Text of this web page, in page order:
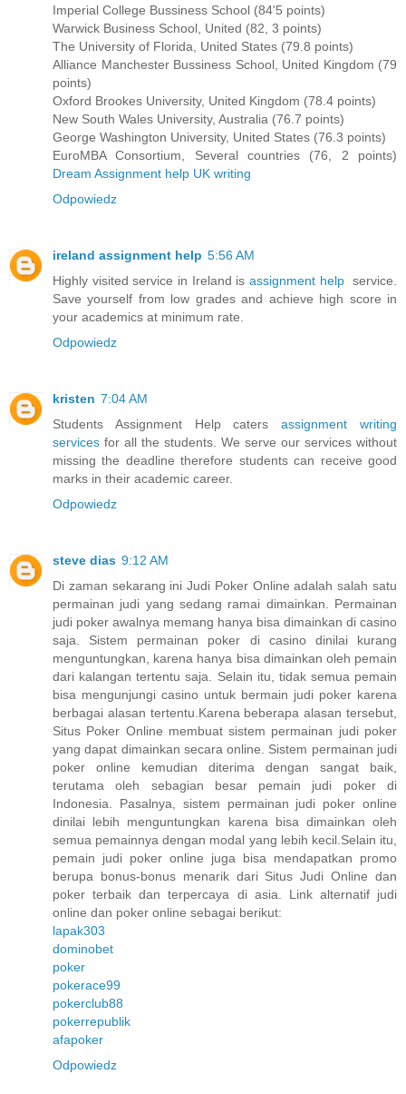
Imperial College Bussiness School (84'5 points)
Warwick Business School, United (82, 3 points)
The University of Florida, United States (79.8 points)
Alliance Manchester Bussiness School, United Kingdom (79
points)
Oxford Brookes University, United Kingdom (78.4 points)
New South Wales University, Australia (76.7 points)
George Washington University, United States (76.3 points)
EuroMBA Consortium, Several countries (76, 2 points)
Dream Assignment help UK writing
Odpowiedz
ireland assignment help 5:56 AM
Highly visited service in Ireland is assignment help service.
Save yourself from low grades and achieve high score in
your academics at minimum rate.
Odpowiedz
kristen 7:04 AM
Students Assignment Help catersassignment writing
services for all the students. We serve our services without
missing the deadline therefore students can receive good
marks in their academic career.
Odpowiedz
steve dias 9:12 AM
Di zaman sekarang ini Judi Poker Online adalah salah satu
permainan judi yang sedang ramai dimainkan. Permainan
judi poker awalnya memang hanya bisa dimainkan di casino
saja. Sistem permainan poker di casino dinilai kurang
menguntungkan, karena hanya bisa dimainkan oleh pemain
dari kalangan tertentu saja. Selain itu, tidak semua pemain
bisa mengunjungi casino untuk bermain judi poker karena
berbagai alasan tertentu.Karena beberapa alasan tersebut,
Situs Poker Online membuat sistem permainan judi poker
yang dapat dimainkan secara online. Sistem permainan judi
poker online kemudian diterima dengan sangat baik,
terutama oleh sebagian besar pemain judi poker di
Indonesia. Pasalnya, sistem permainan judi poker online
dinilai lebih menguntungkan karena bisa dimainkan oleh
semua pemainnya dengan modal yang lebih kecil.Selain itu,
pemain judi poker online juga bisa mendapatkan promo
berupa bonus-bonus menarik dari Situs Judi Online dan
poker terbaik dan terpercaya di asia. Link alternatif judi
online dan poker online sebagai berikut:
lapak303
dominobet
poker
pokerace99
pokerclub88
pokerrepublik
afapoker
Odpowiedz